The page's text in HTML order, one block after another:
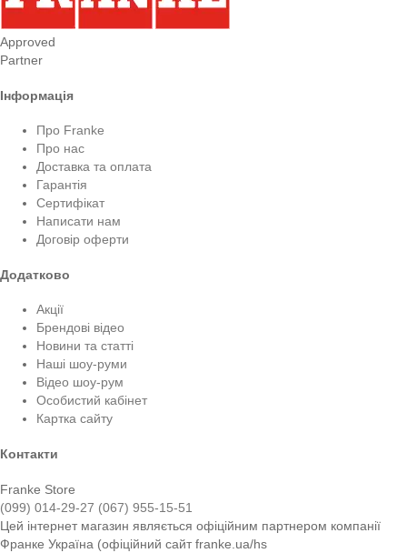
Approved
Partner
Інформація
Про Franke
Про нас
Доставка та оплата
Гарантія
Сертифікат
Написати нам
Договір оферти
Додатково
Акції
Брендові відео
Новини та статті
Наші шоу-руми
Відео шоу-рум
Особистий кабінет
Картка сайту
Контакти
Franke Store
(099) 014-29-27 (067) 955-15-51
Цей інтернет магазин являється офіційним партнером компанії
Франке Україна (офіційний сайт franke.ua/hs